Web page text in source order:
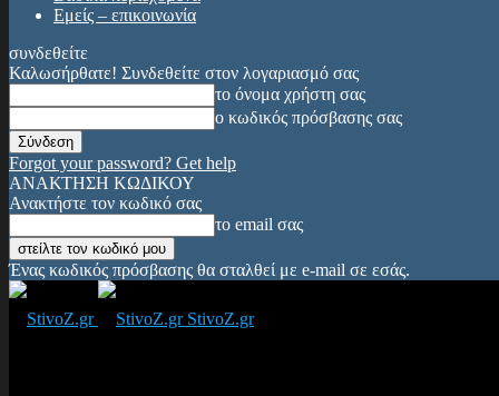
Εμείς – επικοινωνία
συνδεθείτε
Καλωσήρθατε! Συνδεθείτε στον λογαριασμό σας
το όνομα χρήστη σας
ο κωδικός πρόσβασης σας
Forgot your password? Get help
ΑΝΑΚΤΗΣΗ ΚΩΔΙΚΟΥ
Ανακτήστε τον κωδικό σας
το email σας
Ένας κωδικός πρόσβασης θα σταλθεί με e-mail σε εσάς.
StivoZ.gr